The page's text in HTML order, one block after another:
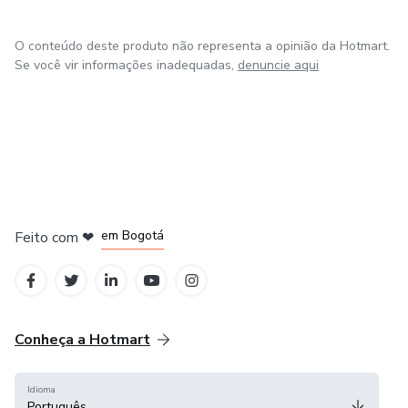
O conteúdo deste produto não representa a opinião da Hotmart.
Se você vir informações inadequadas, denuncie aqui
Feito com ❤ em Bogotá
Conheça a Hotmart
Idioma